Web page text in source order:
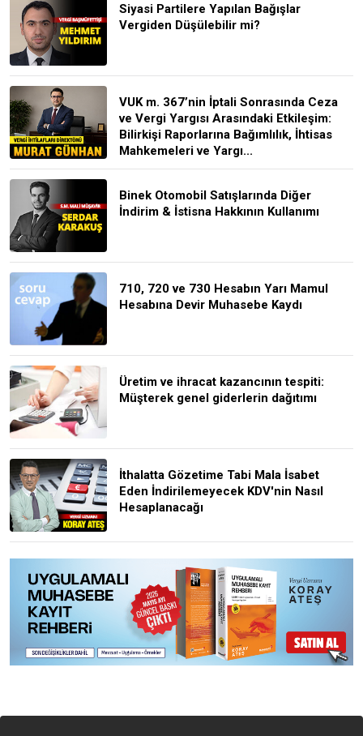
Siyasi Partilere Yapılan Bağışlar
Vergiden Düşülebilir mi?
VUK m. 367’nin İptali Sonrasında Ceza
ve Vergi Yargısı Arasındaki Etkileşim:
Bilirkişi Raporlarına Bağımlılık, İhtisas
Mahkemeleri ve Yargı...
Binek Otomobil Satışlarında Diğer
İndirim & İstisna Hakkının Kullanımı
710, 720 ve 730 Hesabın Yarı Mamul
Hesabına Devir Muhasebe Kaydı
Üretim ve ihracat kazancının tespiti:
Müşterek genel giderlerin dağıtımı
İthalatta Gözetime Tabi Mala İsabet
Eden İndirilemeyecek KDV'nin Nasıl
Hesaplanacağı